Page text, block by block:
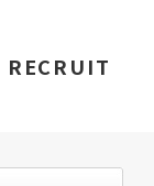
RECRUIT